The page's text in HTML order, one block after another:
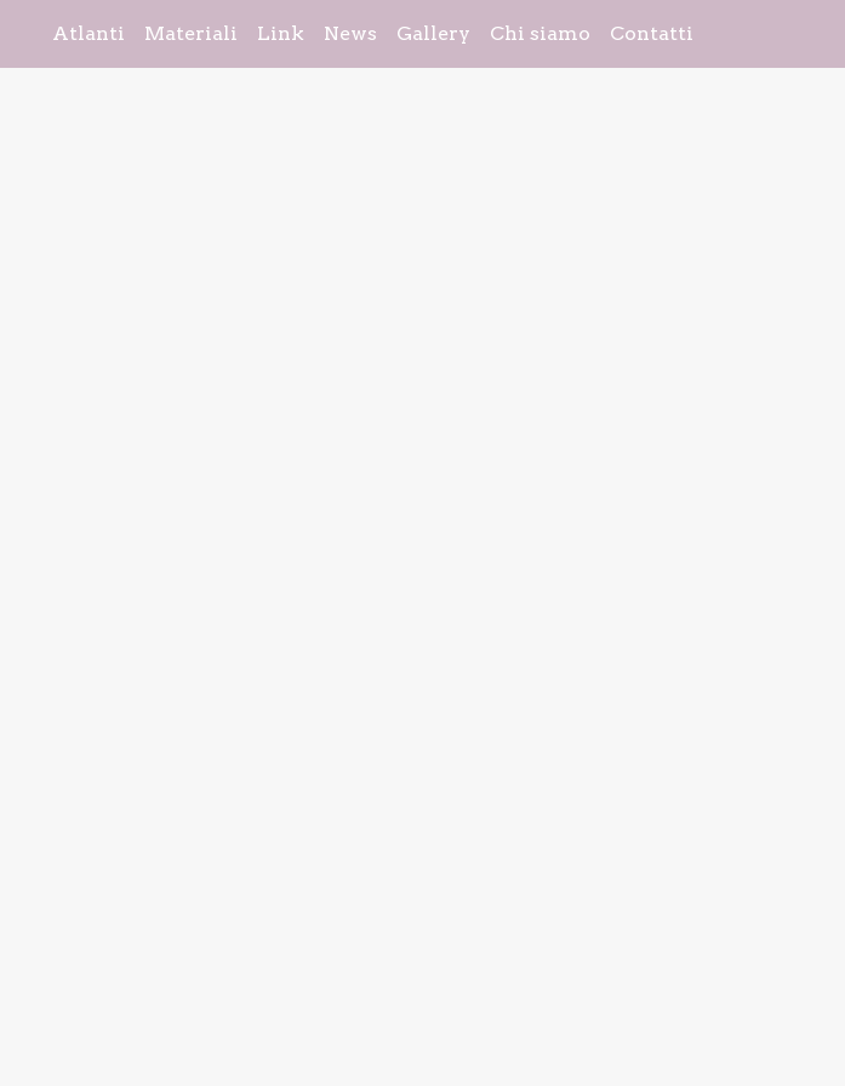
Atlanti Materiali Link News Gallery Chi siamo Contatti